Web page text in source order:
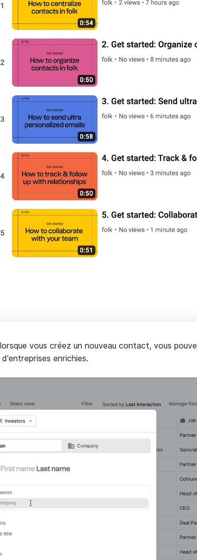
vous créez un nouveau contact, vous
enrichies.